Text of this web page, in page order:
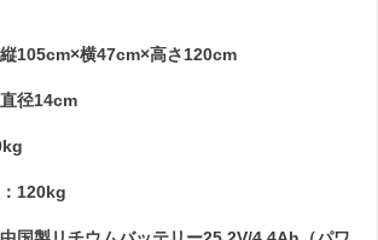
105cm×横47cm×高さ120cm
径14cm
120kg